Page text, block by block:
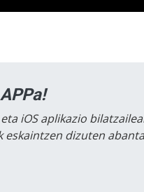
iOS aplikazio
dizuten